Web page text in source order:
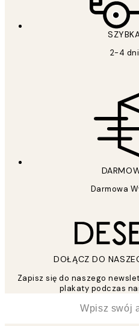
2-4
Darmowa
DOŁĄCZ DO
Zapisz się do naszego
plakaty podczas